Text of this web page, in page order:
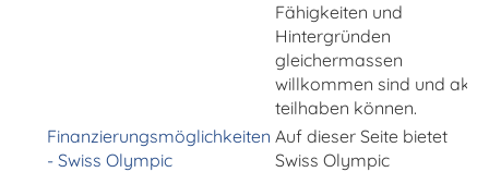
Fähigkeiten und
Hintergründen
gleichermassen
willkommen sind und aktiv
teilhaben können.
Finanzierungsmöglichkeiten
- Swiss Olympic
Auf dieser Seite bietet
Swiss Olympic